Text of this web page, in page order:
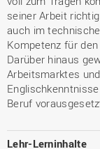
seiner Arbeit
auch im
Kompetenz für
Darüber hinaus
Arbeitsmarktes
Beruf
Lehr-Lerninhalte